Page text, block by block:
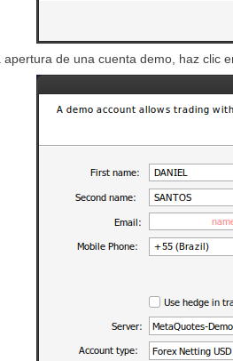
de una cuenta demo, haz clic